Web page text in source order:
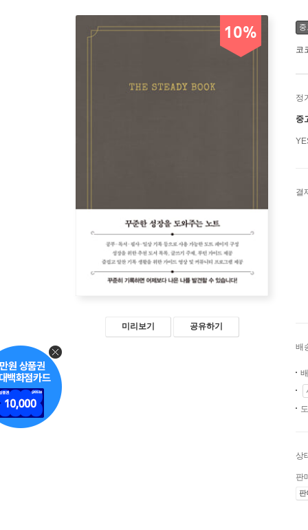
10%
미리보기 공유하기
코
정
중
결
배
상
판
판